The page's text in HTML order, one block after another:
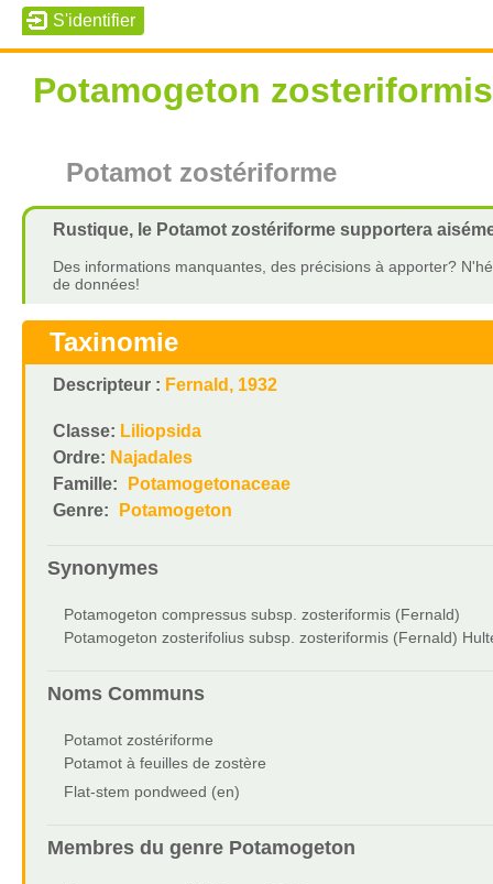
Potamogeton zosteriformis
Potamot zostériforme
Rustique, le Potamot zostériforme supportera
Des informations manquantes, des précisions à apporter?
de données!
Taxinomie
Descripteur : Fernald, 1932
Classe: Liliopsida
Ordre: Najadales
Famille:
Potamogetonaceae
Genre:
Potamogeton
Synonymes
Potamogeton compressus subsp. zosteriformis (Fernald)
Potamogeton zosterifolius subsp. zosteriformis (Fernald)
Noms Communs
Potamot zostériforme
Potamot à feuilles de zostère
Flat-stem pondweed (en)
Membres du genre Potamogeton